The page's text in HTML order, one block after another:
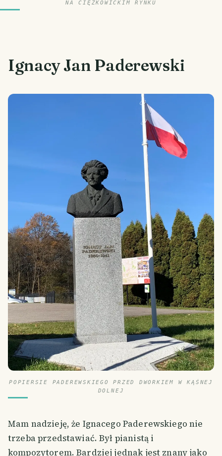
NA CIĘŻKOWICKIM RYNKU
Ignacy Jan Paderewski
POPIERSIE PADEREWSKIEGO PRZED DWORKIEM W KĄŚNEJ
DOLNEJ
Mam nadzieję, że Ignacego Paderewskiego nie
trzeba przedstawiać. Był pianistą i
kompozytorem. Bardziej jednak jest znany jako